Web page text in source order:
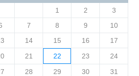
1 2
3
7 8 9
10
14 15 16
17
21 22 23
24
28 29 30 31